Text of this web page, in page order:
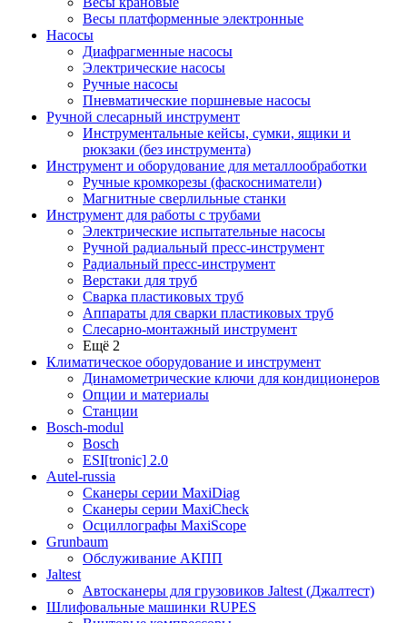
Весы платформенные электронные
Насосы
Диафрагменные насосы
Электрические насосы
Ручные насосы
Пневматические поршневые насосы
Ручной слесарный инструмент
Инструментальные кейсы, сумки, ящики и
рюкзаки (без инструмента)
Инструмент и оборудование для металлообработки
Ручные кромкорезы (фаскосниматели)
Магнитные сверлильные станки
Инструмент для работы с трубами
Электрические испытательные насосы
Ручной радиальный пресс-инструмент
Радиальный пресс-инструмент
Верстаки для труб
Сварка пластиковых труб
Аппараты для сварки пластиковых труб
Слесарно-монтажный инструмент
Ещё 2
Климатическое оборудование и инструмент
Динамометрические ключи для кондиционеров
Опции и материалы
Станции
Bosch-modul
Bosch
ESI[tronic] 2.0
Autel-russia
Сканеры серии MaxiDiag
Сканеры серии MaxiCheck
Осциллографы MaxiScope
Grunbaum
Обслуживание АКПП
Jaltest
Автосканеры для грузовиков Jaltest (Джалтест)
Шлифовальные машинки RUPES